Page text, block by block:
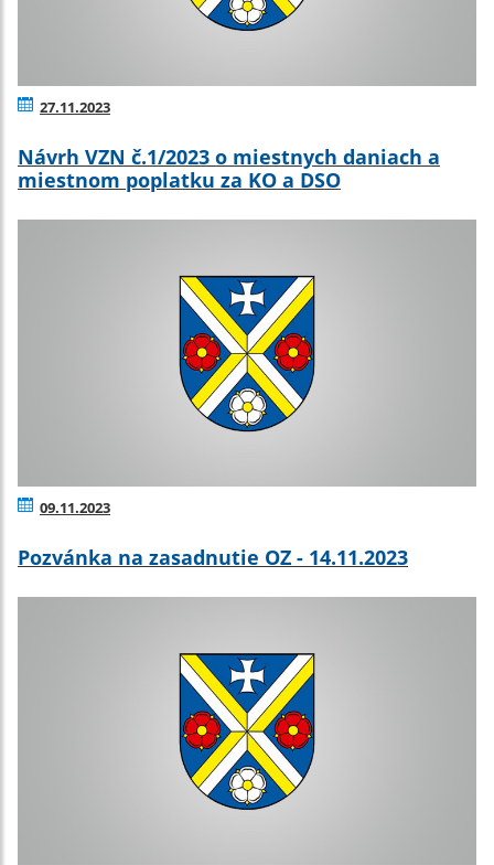
27.11.2023
Návrh VZN č.1/2023 o miestnych daniach a
miestnom poplatku za KO a DSO
09.11.2023
Pozvánka na zasadnutie OZ - 14.11.2023